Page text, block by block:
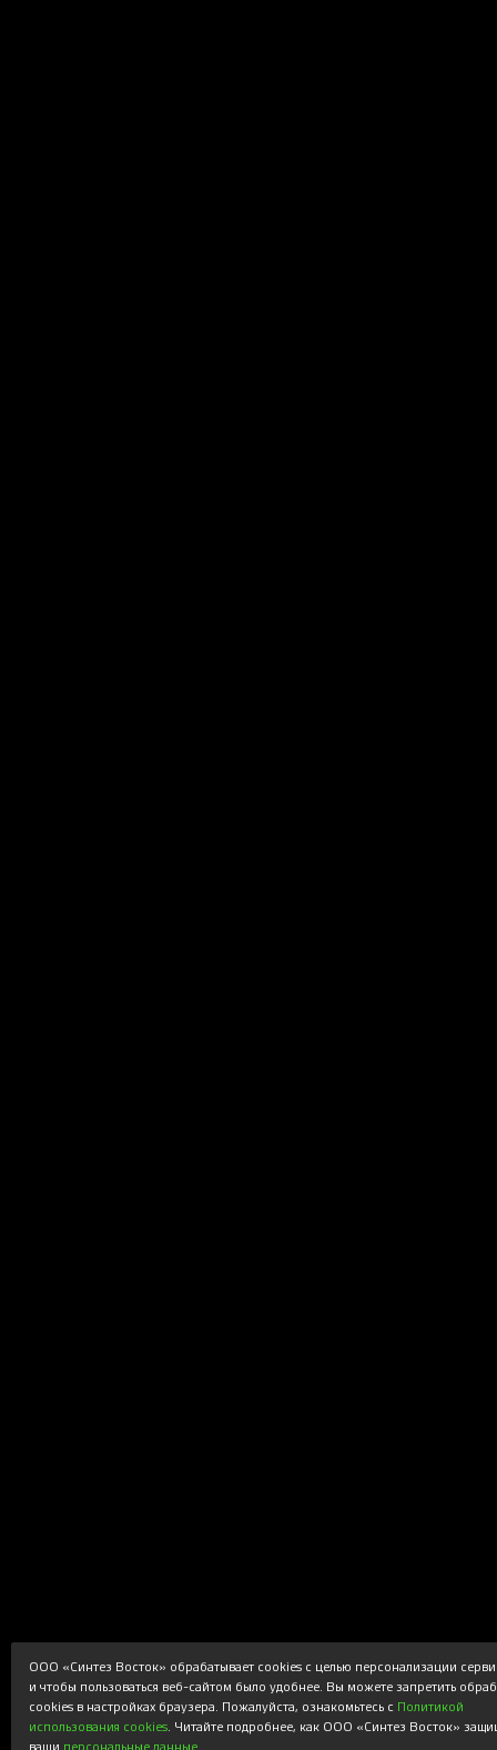
ООО «Синтез Восток» обрабатывает cookies с целью персонализации
и чтобы пользоваться веб-сайтом было удобнее. Вы можете запретить
cookies в настройках браузера. Пожалуйста, ознакомьтесь с Политикой
использования cookies . Читайте подробнее, как ООО «Синтез Восток»
ваши персональные данные